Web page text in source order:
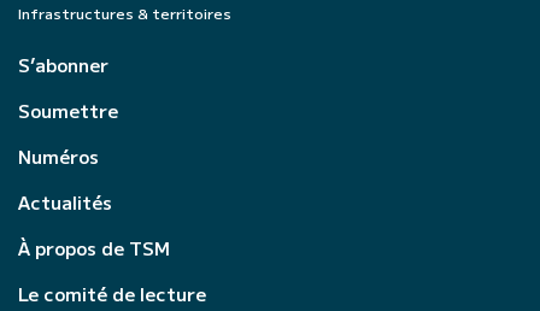
Infrastructures & territoires
S’abonner
Soumettre
Numéros
Actualités
À propos de TSM
Le comité de lecture